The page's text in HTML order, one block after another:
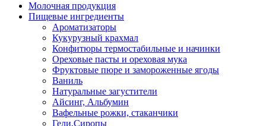
Молочная продукция
Пищевые ингредиенты
Ароматизаторы
Кукурузный крахмал
Конфитюры термостабильные и начинки
Ореховые пасты и ореховая мука
Фруктовые пюре и замороженные ягоды
Ваниль
Натуральные загустители
Айсинг, Альбумин
Вафельные рожки, стаканчики
Гели,Сиропы